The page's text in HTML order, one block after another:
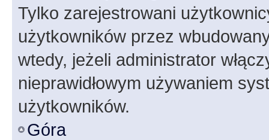
Tylko zarejestrowani
użytkowników przez
wtedy, jeżeli administrator
nieprawidłowym używaniem
użytkowników.
Góra